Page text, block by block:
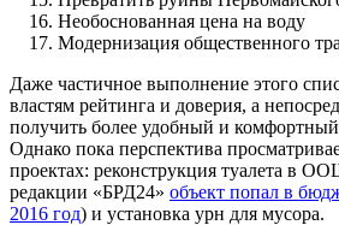
Необоснованная цена на воду
Модернизация общественного
Даже частичное выполнение этого
властям рейтинга и доверия, а
получить более удобный и
Однако пока перспектива
проектах: реконструкция туалета в
редакции «БРД24» объект попал в
2016 год) и установка урн для мусора.